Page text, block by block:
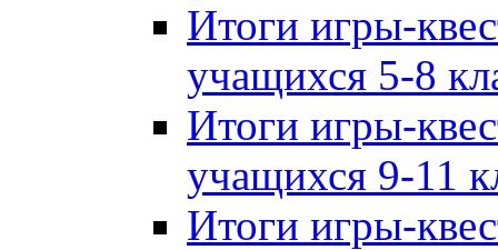
Итоги игры-
учащихся 5-8
Итоги игры-
учащихся 9-11
Итоги игры-